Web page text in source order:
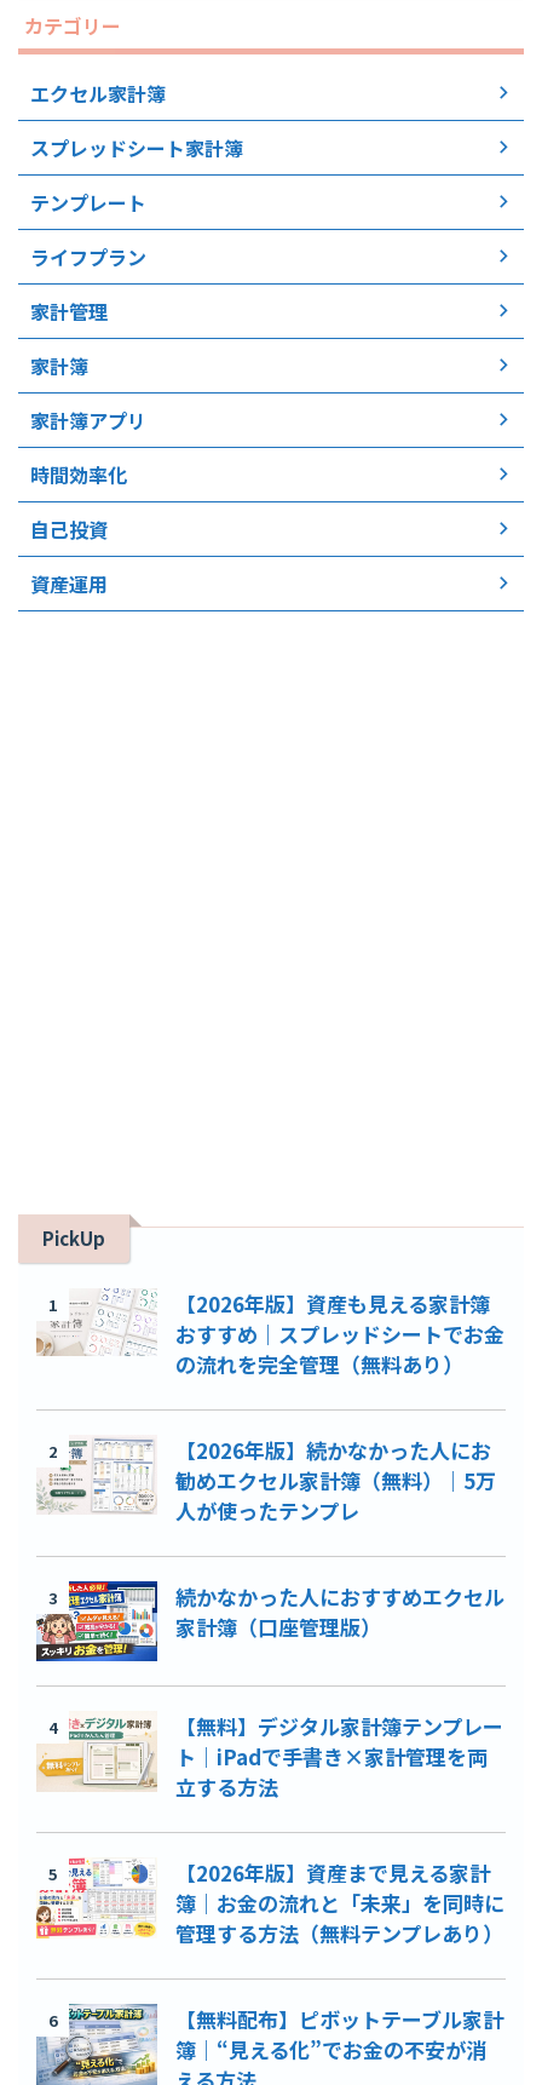
カテゴリー
エクセル家計簿
スプレッドシート家計簿
テンプレート
ライフプラン
家計管理
家計簿
家計簿アプリ
時間効率化
自己投資
資産運用
PickUp
1
【2026年版】資産も見える家計簿
おすすめ｜スプレッドシートでお金
の流れを完全管理（無料あり）
2
【2026年版】続かなかった人にお
勧めエクセル家計簿（無料）｜5万
人が使ったテンプレ
3
続かなかった人におすすめエクセル
家計簿（口座管理版）
4
【無料】デジタル家計簿テンプレー
ト｜iPadで手書き×家計管理を両
立する方法
5
【2026年版】資産まで見える家計
簿｜お金の流れと「未来」を同時に
管理する方法（無料テンプレあり）
6
【無料配布】ピボットテーブル家計
簿｜“見える化”でお金の不安が消